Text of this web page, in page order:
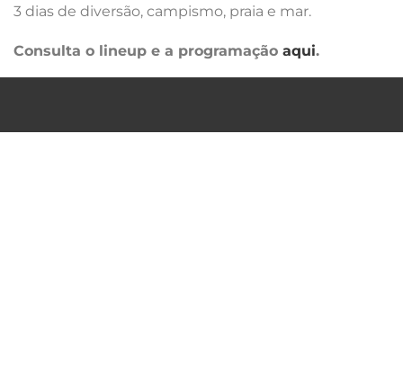
3 dias de diversão, campismo, praia e mar.
Consulta o lineup e a programação aqui.